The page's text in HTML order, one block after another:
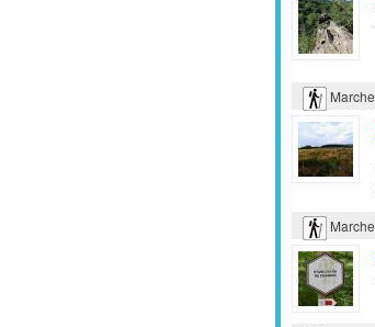
Marche
Marche